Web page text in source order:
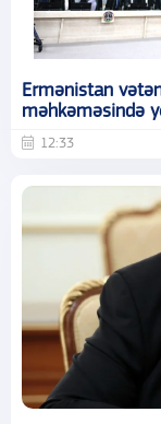
Ermənistan
məhkəməsində
12:33